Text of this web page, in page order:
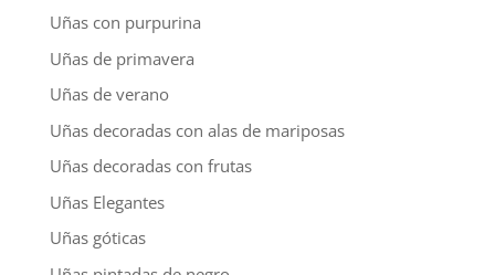
Uñas con purpurina
Uñas de primavera
Uñas de verano
Uñas decoradas con alas de mariposas
Uñas decoradas con frutas
Uñas Elegantes
Uñas góticas